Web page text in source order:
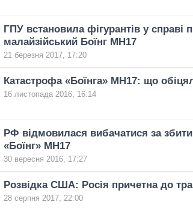
ГПУ встановила фігурантів у справі
малайзійський Боїнг МН17
21 березня 2017, 17:20
Катастрофа «Боїнга» MH17: що
16 листопада 2016, 16:14
РФ відмовилася вибачатися за
«Боїнг» MH17
30 вересня 2016, 17:27
Розвідка США: Росія причетна до
28 серпня 2017, 22:00